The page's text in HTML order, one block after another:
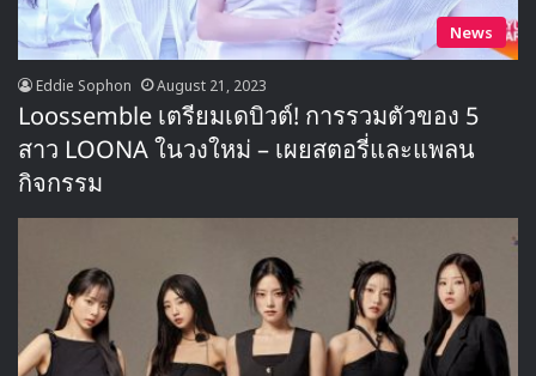
News
Eddie Sophon August 21, 2023
Loossemble เตรียมเดบิวต์! การรวมตัวของ 5
สาว LOONA ในวงใหม่ – เผยสตอรี่และแพลน
กิจกรรม